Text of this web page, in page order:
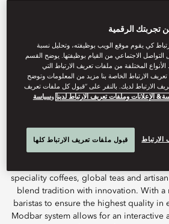
sleek, interactive space that blends
Atelier 7 The Café reinterprets the
speciality coffees, global teas and
blend tradition with innovation. With a
baristas to ensure the highest quality in
Modbar system allows for an interactive
الرقمية
كي يقوم موقع الويب بوظيفته، وتحليل نسبة
التواصل الاجتماعي من القيام بوظيفتها. يوضح القسم
المختلفة من ملفات تعريف الارتباط التي
الارتباط الخاصة بنا مزيد من المعلومات وتوضح
الارتباط لديك. بالنقر على “قبول كل ملفات تعريف
الإعلانات وملفات تعريف الارتباط لدينا وسياسة
قبول ملفات تعريف الارتباط كلها